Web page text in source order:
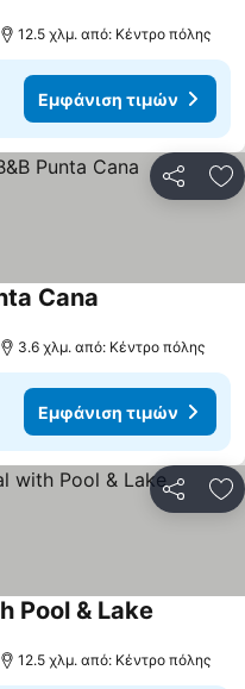
12.5 χλμ. από: Κέντρο πόλης
Εμφάνιση τιμών
Cana
3.6 χλμ. από: Κέντρο πόλης
Εμφάνιση τιμών
Pool & Lake
12.5 χλμ. από: Κέντρο πόλης